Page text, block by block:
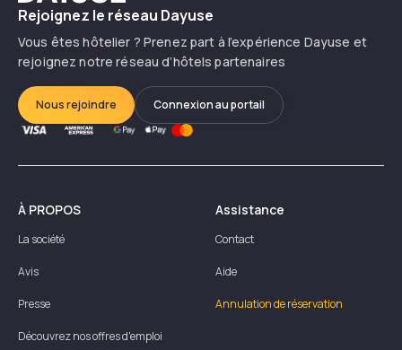
Rejoignez le réseau Dayuse
Vous êtes hôtelier ? Prenez part à l’expérience Dayuse et
rejoignez notre réseau d’hôtels partenaires
Nous rejoindre Connexion au portail
À PROPOS
La société
Avis
Presse
Découvrez nos offres d'emploi
Assistance
Contact
Aide
Annulation de réservation